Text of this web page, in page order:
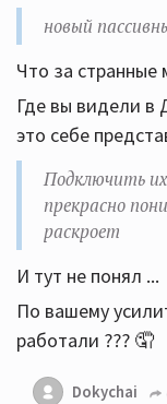
новый
Что за странные
Где вы видели в
это себе
Подключить
прекрасно
раскроет
И тут не понял ...
По вашему
работали ??? 🤦
Dokychai